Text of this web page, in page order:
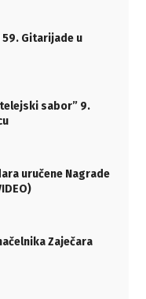
Gitarijade u
sabor” 9.
uručene Nagrade
Zaječara